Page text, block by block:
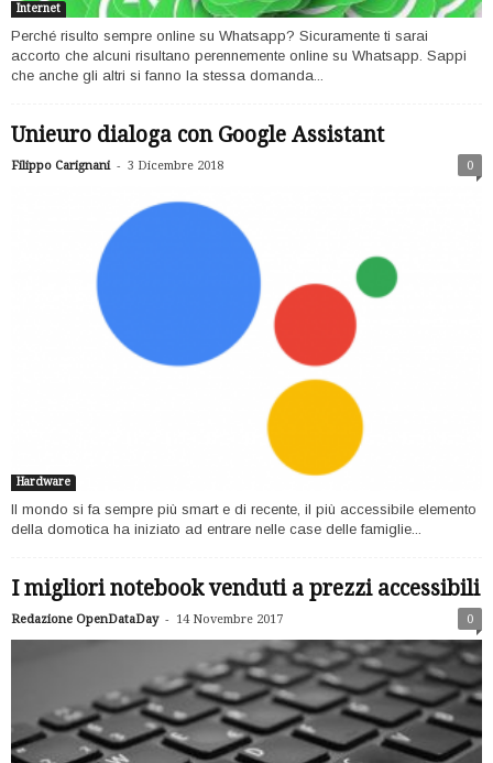
Internet
Perché risulto sempre online su Whatsapp? Sicuramente ti sarai
accorto che alcuni risultano perennemente online su Whatsapp. Sappi
che anche gli altri si fanno la stessa domanda...
Unieuro dialoga con Google Assistant
Filippo Carignani - 3 Dicembre 2018 0
Hardware
Il mondo si fa sempre più smart e di recente, il più accessibile elemento
della domotica ha iniziato ad entrare nelle case delle famiglie...
I migliori notebook venduti a prezzi accessibili
Redazione OpenDataDay - 14 Novembre 2017 0